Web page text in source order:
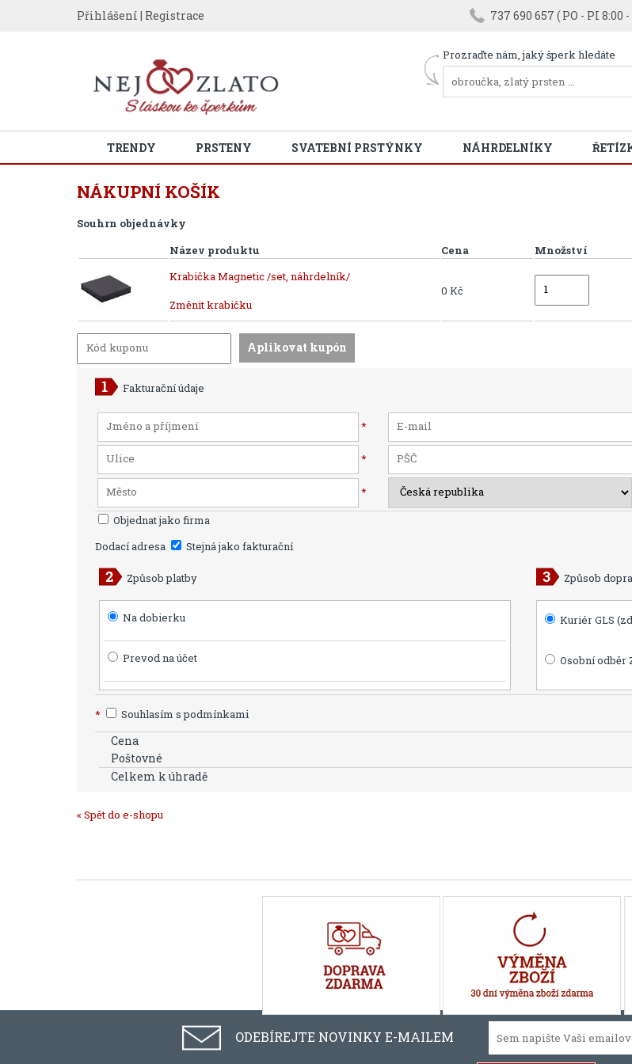
Přihlášení | Registrace 737 690 657 ( PO - PI 8:00 -
Prozraďte nám, jaký šperk hledáte
TRENDY PRSTENY SVATEBNÍ PRSTÝNKY NÁHRDELNÍKY
NÁKUPNÍ KOŠÍK
Souhrn objednávky
Název produktu
Cena Množství
Krabička Magnetic /set, náhrdelník/
Změnit krabičku
0 Kč
Fakturační údaje
*
*
*
Objednat jako firma
Dodací adresa
Stejná jako fakturační
Způsob platby
Na dobierku
Prevod na účet
Způsob
Kuriér GLS
Osobní odběr
* Souhlasím s podmínkami
Cena
Poštovné
Celkem k úhradě
« Spět do e-shopu
ODEBÍREJTE NOVINKY E-MAILEM